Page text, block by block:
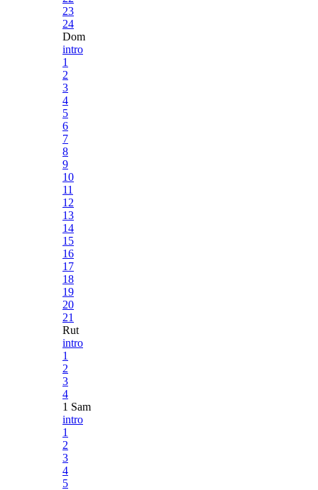
23
24
Dom
intro
1
2
3
4
5
6
7
8
9
10
11
12
13
14
15
16
17
18
19
20
21
Rut
intro
1
2
3
4
1 Sam
intro
1
2
3
4
5